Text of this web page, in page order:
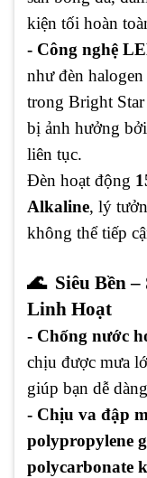
kiện tối hoàn
- Công nghệ
như đèn
trong Bright
bị ảnh hưởng
liên tục.
Đèn hoạt động
Alkaline, lý
không thể tiếp
🌊 Siêu Bền –
Linh Hoạt
- Chống nước
chịu được mưa
giúp bạn dễ
- Chịu va đập
polypropylene
polycarbonate